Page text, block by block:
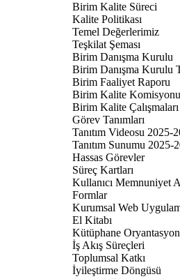
Birim Kalite Süreci
Kalite Politikası
Temel Değerlerimiz
Teşkilat Şeması
Birim Danışma Kurulu
Birim Danışma Kurulu
Birim Faaliyet Raporu
Birim Kalite Komisyonu
Birim Kalite Çalışmaları
Görev Tanımları
Tanıtım Videosu 2025-
Tanıtım Sunumu 2025-
Hassas Görevler
Süreç Kartları
Kullanıcı Memnuniyet
Formlar
Kurumsal Web
El Kitabı
Kütüphane
İş Akış Süreçleri
Toplumsal Katkı
İyileştirme Döngüsü